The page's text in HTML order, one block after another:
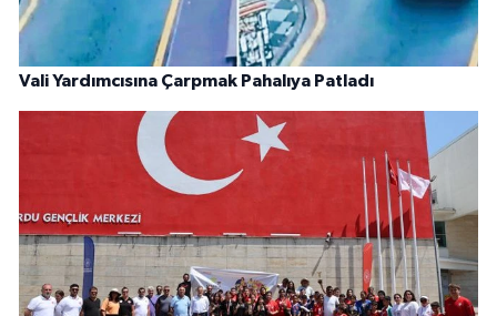
Vali Yardımcısına Çarpmak Pahalıya Patladı